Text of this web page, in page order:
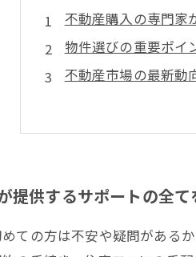
不動産購入の専門家
物件選びの重要ポイ
不動産市場の最新動
今買っても大丈夫
購入前に知っておき
提供するサポートの全て
ての方は不安や疑問がある